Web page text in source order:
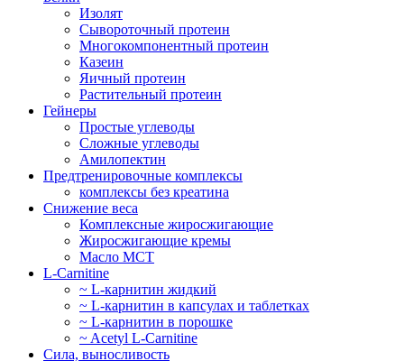
Изолят
Сывороточный протеин
Многокомпонентный протеин
Казеин
Яичный протеин
Растительный протеин
Гейнеры
Простые углеводы
Сложные углеводы
Амилопектин
Предтренировочные комплексы
комплексы без креатина
Снижение веса
Комплексные жиросжигающие
Жиросжигающие кремы
Масло МСТ
L-Carnitine
~ L-карнитин жидкий
~ L-карнитин в капсулах и таблетках
~ L-карнитин в порошке
~ Acetyl L-Carnitine
Сила, выносливость